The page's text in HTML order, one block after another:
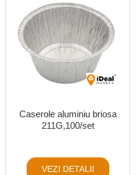
Caserole aluminiu briosa
211G,100/set
VEZI DETALII